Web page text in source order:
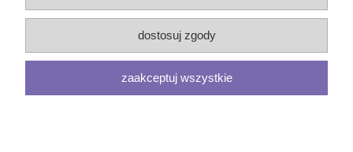
Płatności i dostawa
Informacje
dostosuj zgody
zaakceptuj wszystkie